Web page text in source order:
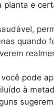
planta e
quando
pode
à